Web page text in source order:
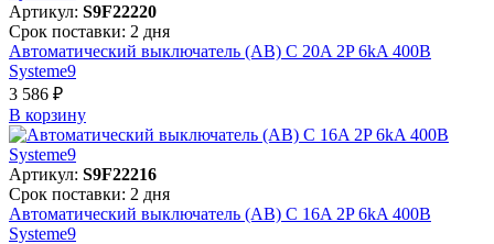
Артикул: S9F22220
Срок поставки: 2 дня
Автоматический выключатель (АВ) C 20A 2P 6kA 400В
Systeme9
3 586 ₽
В корзинy
Артикул: S9F22216
Срок поставки: 2 дня
Автоматический выключатель (АВ) C 16A 2P 6kA 400В
Systeme9